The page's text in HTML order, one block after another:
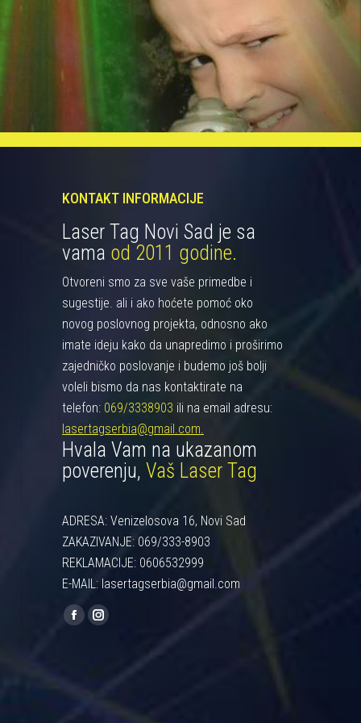
KONTAKT INFORMACIJE
Laser Tag Novi Sad je sa
vama od 2011 godine.
Otvoreni smo za sve vaše primedbe i
sugestije. ali i ako hoćete pomoć oko
novog poslovnog projekta, odnosno ako
imate ideju kako da unapredimo i proširimo
zajedničko poslovanje i budemo još bolji
voleli bismo da nas kontaktirate na
telefon: 069/3338903 ili na email adresu:
lasertagserbia@gmail.com.
Hvala Vam na ukazanom
poverenju, Vaš Laser Tag
ADRESA: Venizelosova 16, Novi Sad
ZAKAZIVANJE: 069/333-8903
REKLAMACIJE: 0606532999
E-MAIL: lasertagserbia@gmail.com
Find us on:
FacebookInstagram